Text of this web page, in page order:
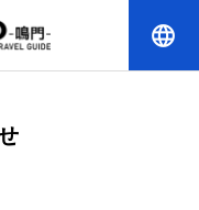
language